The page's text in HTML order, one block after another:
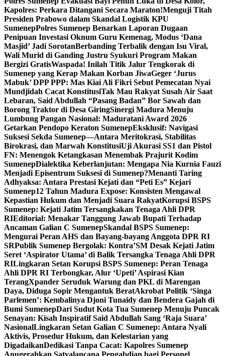
Kapolres: Perkara Ditangani Secara Maraton!Menguji Titah
Presiden Prabowo dalam Skandal Logistik KPU
SumenepPolres Sumenep Benarkan Laporan Dugaan
Penipuan Investasi Oknum Guru Kemenag, Modus ‘Dana
Masjid’ Jadi SorotanBerbanding Terbalik dengan Isu Viral,
Wali Murid di Ganding Justru Syukuri Program Makan
Bergizi GratisWaspada! Inilah Titik Jalur Tengkorak di
Sumenep yang Kerap Makan Korban JiwaGeger ‘Jurus
Mabuk’ DPP PPP: Mas Kiai Ali Fikri Sebut Pemecatan Nyai
Mundjidah Cacat KonstitusiTak Mau Rakyat Susah Air Saat
Lebaran, Said Abdullah “Pasang Badan” Bor Sawah dan
Borong Traktor di Desa GiringSinergi Madura Menuju
Lumbung Pangan Nasional: Maduratani Award 2026
Getarkan Pendopo Keraton SumenepEksklusif: Navigasi
Suksesi Sekda Sumenep—Antara Meritokrasi, Stabilitas
Birokrasi, dan Marwah KonstitusiUji Akurasi SS1 dan Pistol
FN: Menengok Ketangkasan Menembak Prajurit Kodim
SumenepDialektika Keberlanjutan: Mengapa Nia Kurnia Fauzi
Menjadi Episentrum Suksesi di Sumenep?Menanti Taring
Adhyaksa: Antara Prestasi Kejati dan “Peti Es” Kejari
Sumenep12 Tahun Madura Expose: Konsisten Mengawal
Kepastian Hukum dan Menjadi Suara RakyatKorupsi BSPS
Sumenep: Kejati Jatim Tersangkakan Tenaga Ahli DPR
RIEditorial: Menakar Tanggung Jawab Bupati Terhadap
Ancaman Galian C SumenepSkandal BSPS Sumenep:
Mengurai Peran AHS dan Bayang-bayang Anggota DPR RI
SRPublik Sumenep Bergolak: Kontra’SM Desak Kejati Jatim
Seret ‘Aspirator Utama’ di Balik Tersangka Tenaga Ahli DPR
RILingkaran Setan Korupsi BSPS Sumenep: Peran Tenaga
Ahli DPR RI Terbongkar, Alur ‘Upeti’ Aspirasi Kian
TerangXpander Seruduk Warung dan PKL di Marengan
Daya, Diduga Sopir Mengantuk BeratAkrobat Politik ‘Singa
Parlemen’: Kembalinya Djoni Tunaidy dan Bendera Gajah di
Bumi SumenepDari Sudut Kota Tua Sumenep Menuju Puncak
Senayan: Kisah Inspiratif Said Abdullah Sang ‘Raja Suara’
NasionalLingkaran Setan Galian C Sumenep: Antara Nyali
Aktivis, Prosedur Hukum, dan Kelestarian yang
DigadaikanDedikasi Tanpa Cacat: Kapolres Sumenep
Anugerahkan Satyalancana Pengabdian bagi Personel